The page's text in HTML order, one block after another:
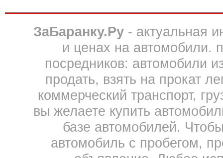
ЗаБаранку.Ру- актуальная
и ценах на автомобили.
посредников: автомобили
продать, взять на прокат
коммерческий транспорт,
вы желаете купить
базе автомобилей.
автомобиль с пробегом,